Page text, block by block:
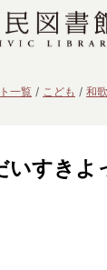
一覧 こども 和
いすきよ